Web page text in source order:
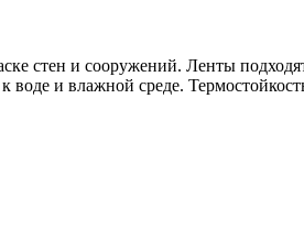
стен и сооружений. Ленты
и влажной среде.